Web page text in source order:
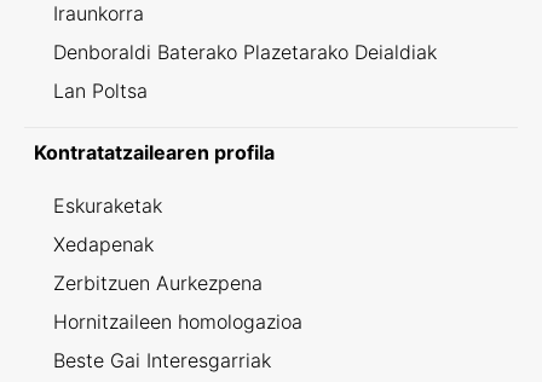
Iraunkorra
Denboraldi Baterako Plazetarako Deialdiak
Lan Poltsa
Kontratatzailearen profila
Eskuraketak
Xedapenak
Zerbitzuen Aurkezpena
Hornitzaileen homologazioa
Beste Gai Interesgarriak